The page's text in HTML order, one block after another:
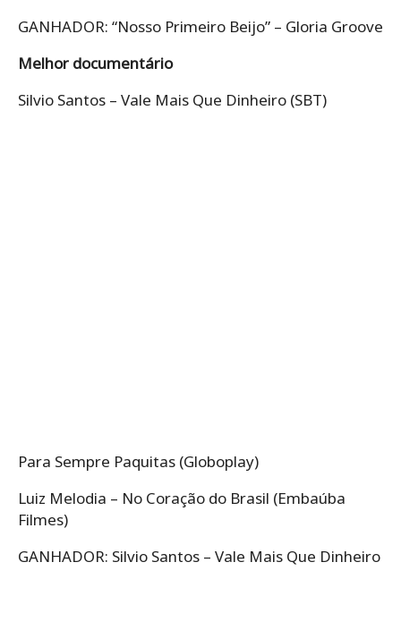
GANHADOR: “Nosso Primeiro Beijo” – Gloria Groove
Melhor documentário
Silvio Santos – Vale Mais Que Dinheiro (SBT)
Para Sempre Paquitas (Globoplay)
Luiz Melodia – No Coração do Brasil (Embaúba
Filmes)
GANHADOR: Silvio Santos – Vale Mais Que Dinheiro